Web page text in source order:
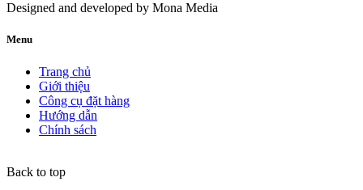
Designed and developed by Mona Media
Menu
Trang chủ
Giới thiệu
Công cụ đặt hàng
Hướng dẫn
Chính sách
Back to top